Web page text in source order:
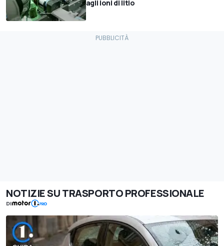
agli ioni di litio
NOTIZIE SU TRASPORTO PROFESSIONALE
DI